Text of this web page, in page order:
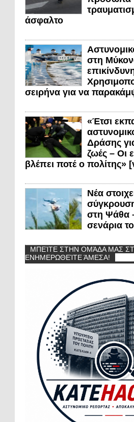
άσφαλτο
στη
σειρήνα για να
«Έτσι
Δράσης
ζωές – Οι
βλέπει ποτέ ο πολίτης»
Νέα
στη Ψάθα
σενάρια
ΜΠΕΊΤΕ ΣΤΗΝ ΟΜΆΔΑ ΜΑΣ
ΕΝΗΜΕΡΩΘΕΊΤΕ ΆΜΕΣΑ!